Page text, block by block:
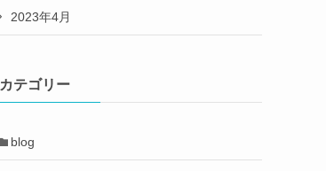
2023年4月
カテゴリー
blog